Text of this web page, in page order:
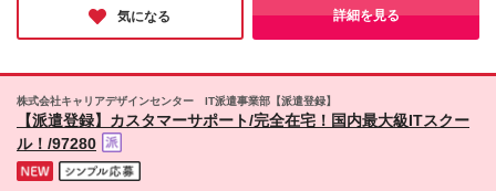
と聞いてくれるスタッフがいると、安心しますよね♪
気になる 詳細を見る
株式会社キャリアデザインセンター IT派遣事業部【派遣登録】
【派遣登録】カスタマーサポート/完全在宅！国内最大級ITスクー
ル！/97280